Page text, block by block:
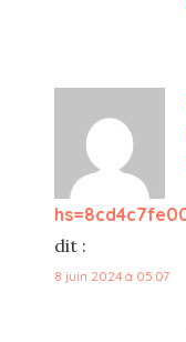
dit :
8 juin 2024 à 05:07